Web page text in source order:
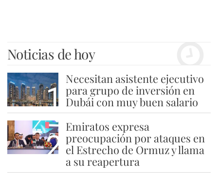
Noticias de hoy
1
Necesitan asistente ejecutivo
para grupo de inversión en
Dubái con muy buen salario
2
Emiratos expresa
preocupación por ataques en
el Estrecho de Ormuz y llama
a su reapertura